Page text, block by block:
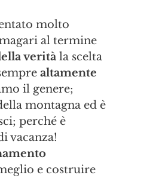
molto
al termine
verità la scelta
altamente
il genere;
montagna ed è
perché è
vacanza!
e costruire